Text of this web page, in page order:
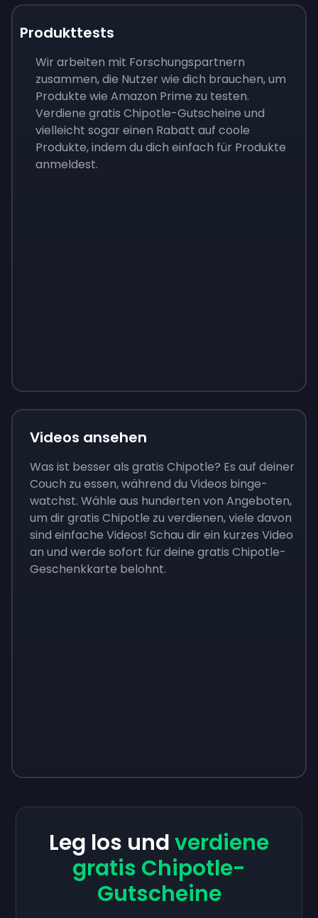
Produkttests
Wir arbeiten mit Forschungspartnern
zusammen, die Nutzer wie dich brauchen, um
Produkte wie Amazon Prime zu testen.
Verdiene gratis Chipotle-Gutscheine und
vielleicht sogar einen Rabatt auf coole
Produkte, indem du dich einfach für Produkte
anmeldest.
Videos ansehen
Was ist besser als gratis Chipotle? Es auf deiner
Couch zu essen, während du Videos binge-
watchst. Wähle aus hunderten von Angeboten,
um dir gratis Chipotle zu verdienen, viele davon
sind einfache Videos! Schau dir ein kurzes Video
an und werde sofort für deine gratis Chipotle-
Geschenkkarte belohnt.
Leg los undverdiene
gratis Chipotle-
Gutscheine